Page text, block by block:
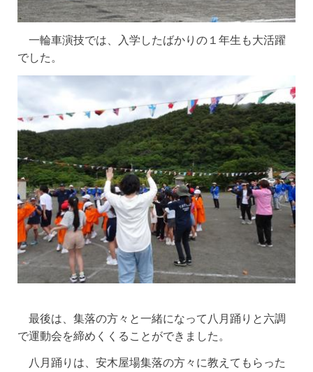
一輪車演技では、入学したばかりの１年生も大活躍
でした。
最後は、集落の方々と一緒になって八月踊りと六調
で運動会を締めくくることができました。
八月踊りは、安木屋場集落の方々に教えてもらった